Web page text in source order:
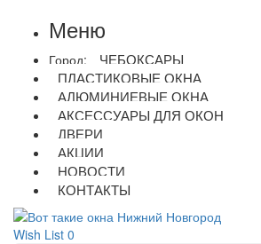
Меню
Город:
ЧЕБОКСАРЫ
ПЛАСТИКОВЫЕ ОКНА
АЛЮМИНИЕВЫЕ ОКНА
АКСЕССУАРЫ ДЛЯ ОКОН
ДВЕРИ
АКЦИИ
НОВОСТИ
КОНТАКТЫ
Wish List 0